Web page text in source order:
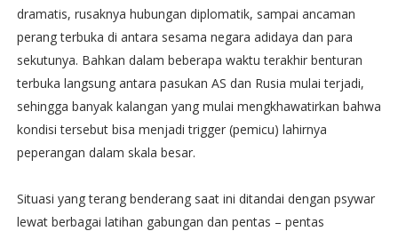
dramatis, rusaknya hubungan diplomatik, sampai ancaman
perang terbuka di antara sesama negara adidaya dan para
sekutunya. Bahkan dalam beberapa waktu terakhir benturan
terbuka langsung antara pasukan AS dan Rusia mulai terjadi,
sehingga banyak kalangan yang mulai mengkhawatirkan bahwa
kondisi tersebut bisa menjadi trigger (pemicu) lahirnya
peperangan dalam skala besar.
Situasi yang terang benderang saat ini ditandai dengan psywar
lewat berbagai latihan gabungan dan pentas – pentas